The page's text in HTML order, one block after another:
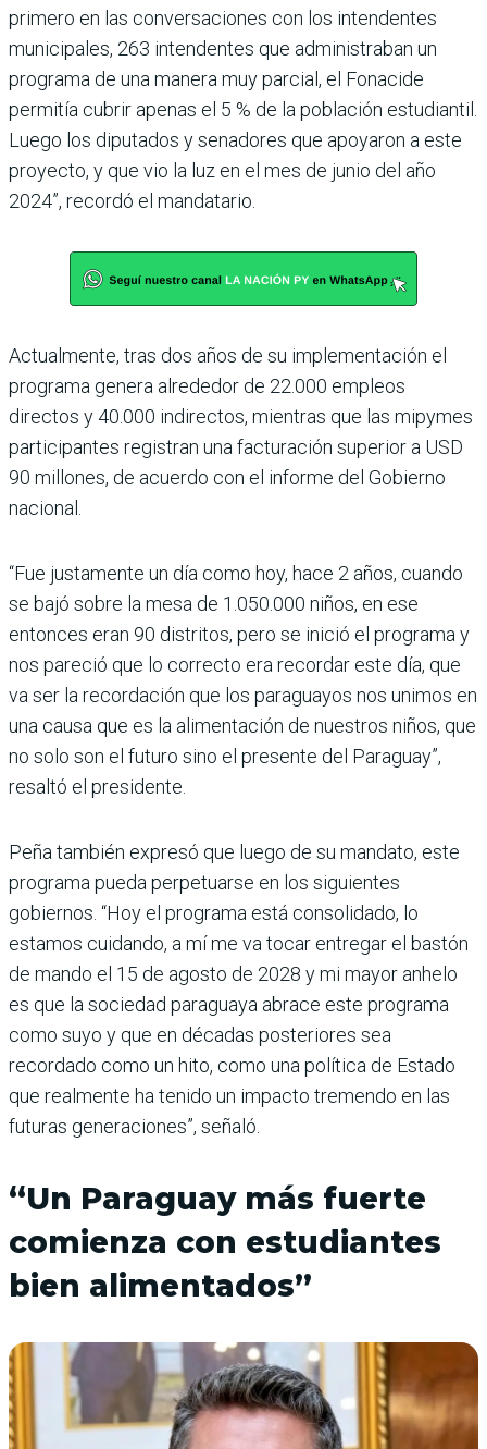
primero en las conversacio­nes con los intendentes
muni­cipales, 263 intendentes que administraban un
programa de una manera muy parcial, el Fonacide
permitía cubrir ape­nas el 5 % de la población estu­diantil.
Luego los diputados y senadores que apoyaron a este
proyecto, y que vio la luz en el mes de junio del año
2024”, recordó el mandatario.
Actualmente, tras dos años de su implementación el
pro­grama genera alrededor de 22.000 empleos
directos y 40.000 indirectos, mientras que las mipymes
participan­tes registran una facturación superior a USD
90 millones, de acuerdo con el informe del Gobierno
nacional.
“Fue justamente un día como hoy, hace 2 años, cuando
se bajó sobre la mesa de 1.050.000 niños, en ese
entonces eran 90 distritos, pero se inició el programa y
nos pareció que lo correcto era recordar este día, que
va ser la recordación que los paraguayos nos unimos en
una causa que es la alimenta­ción de nuestros niños, que
no solo son el futuro sino el pre­sente del Paraguay”,
resaltó el presidente.
Peña también expresó que luego de su mandato, este
pro­grama pueda perpetuarse en los siguientes
gobiernos. “Hoy el programa está consolidado, lo
estamos cuidando, a mí me va tocar entregar el bas­tón
de mando el 15 de agosto de 2028 y mi mayor anhelo
es que la sociedad paraguaya abrace este programa
como suyo y que en décadas pos­teriores sea
recordado como un hito, como una política de Estado
que realmente ha tenido un impacto tremendo en las
futuras generaciones”, señaló.
“Un Paraguay más fuerte
comienza con estudiantes
bien alimentados”